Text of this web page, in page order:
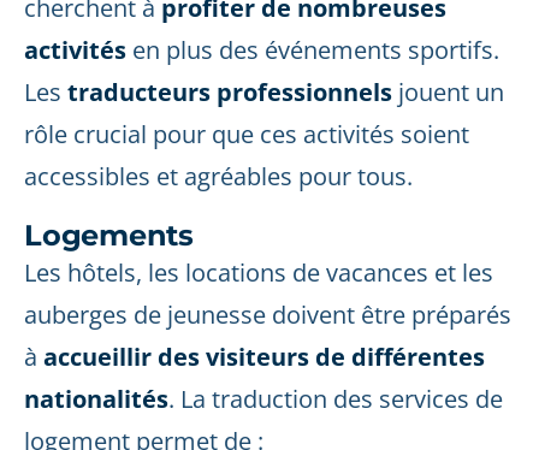
cherchent à profiter de nombreuses
activités en plus des événements sportifs.
Les traducteurs professionnels jouent un
rôle crucial pour que ces activités soient
accessibles et agréables pour tous.
Logements
Les hôtels, les locations de vacances et les
auberges de jeunesse doivent être préparés
à accueillir des visiteurs de différentes
nationalités. La traduction des services de
logement permet de :